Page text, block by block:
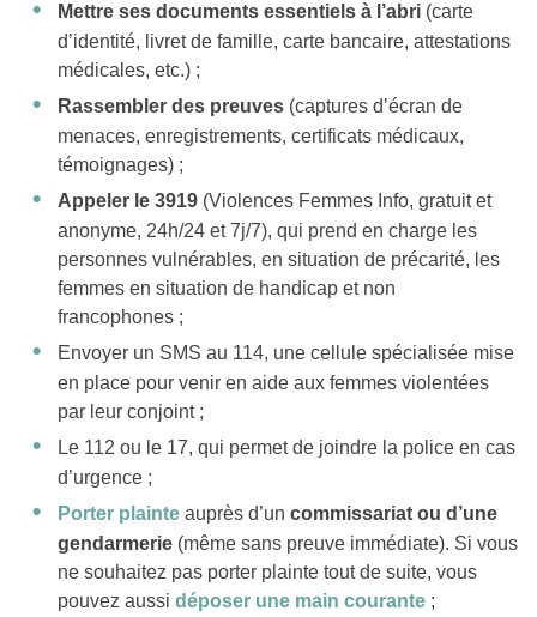
Mettre ses documents essentiels à l’abri (carte
d’identité, livret de famille, carte bancaire, attestations
médicales, etc.) ;
Rassembler des preuves (captures d’écran de
menaces, enregistrements, certificats médicaux,
témoignages) ;
Appeler le 3919 (Violences Femmes Info, gratuit et
anonyme, 24h/24 et 7j/7), qui prend en charge les
personnes vulnérables, en situation de précarité, les
femmes en situation de handicap et non
francophones ;
Envoyer un SMS au 114, une cellule spécialisée mise
en place pour venir en aide aux femmes violentées
par leur conjoint ;
Le 112 ou le 17, qui permet de joindre la police en cas
d’urgence ;
Porter plainte auprès d’un commissariat ou d’une
gendarmerie (même sans preuve immédiate). Si vous
ne souhaitez pas porter plainte tout de suite, vous
pouvez aussi déposer une main courante ;